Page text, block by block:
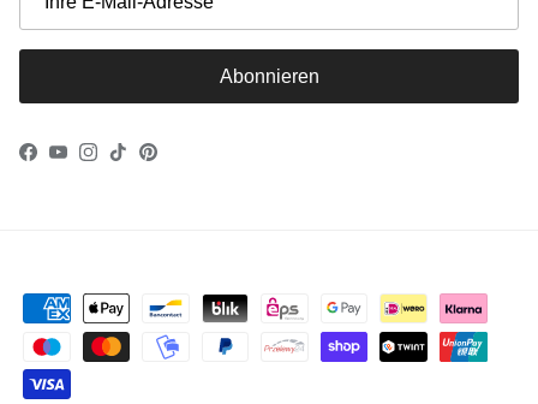
Abonnieren
Facebook
YouTube
Instagram
TikTokPinterest